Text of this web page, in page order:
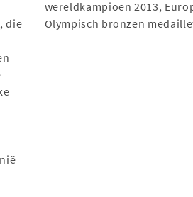
die
wereldkampioen 2013,
Olympisch bronzen